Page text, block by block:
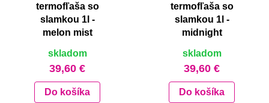
termofľaša so
slamkou 1l -
melon mist
skladom
39,60 €
Do košíka
termofľaša so
slamkou 1l -
midnight
skladom
39,60 €
Do košíka